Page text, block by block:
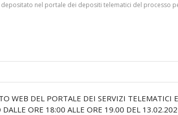
nel portale dei depositi telematici del processo
WEB DEL PORTALE DEI SERVIZI TELEMATICI
DALLE ORE 18:00 ALLE ORE 19.00 DEL